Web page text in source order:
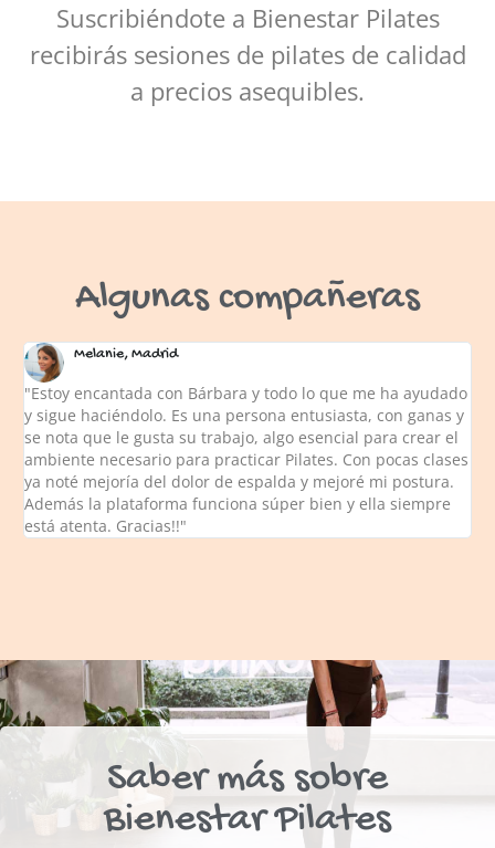
Suscribiéndote a Bienestar Pilates
recibirás sesiones de pilates de calidad
a precios asequibles.
Algunas compañeras
Melanie, Madrid
"Estoy encantada con Bárbara y todo lo que me ha ayudado
y sigue haciéndolo. Es una persona entusiasta, con ganas y
se nota que le gusta su trabajo, algo esencial para crear el
ambiente necesario para practicar Pilates. Con pocas clases
ya noté mejoría del dolor de espalda y mejoré mi postura.
Además la plataforma funciona súper bien y ella siempre
está atenta. Gracias!!"
Saber más sobre
Bienestar Pilates